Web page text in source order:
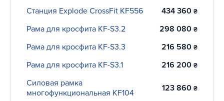
"Интератлетика" может гарантировать абсолютное
качество, надежность и долговечность модульных
главных достояний.
или для самостоятельных занятий, Вы получаете
полноценное рабочее пространство, покрывающее почти
Станция Explode CrossFit KF556 434 360 ₴
Рама для кросфита KF-S3.2 298 080 ₴
Рама для кросфита KF-S3.3 216 580 ₴
Рама для кросфита KF-S3.1 216 200 ₴
Силовая рамка
многофункциональная KF104
123 860 ₴